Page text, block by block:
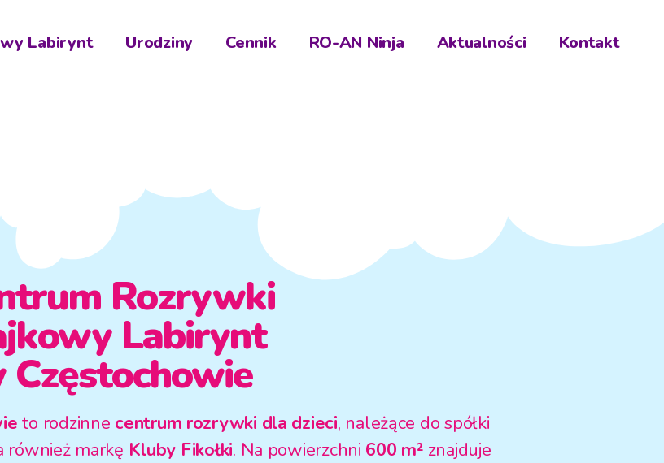
Labirynt Urodziny Cennik RO-AN Ninja Aktualności Kontakt
Rozrywki
Labirynt
Częstochowie
to rodzinne centrum rozrywki dla dzieci, należące do spółki
również markę Kluby Fikołki. Na powierzchni 600 m²znajduje